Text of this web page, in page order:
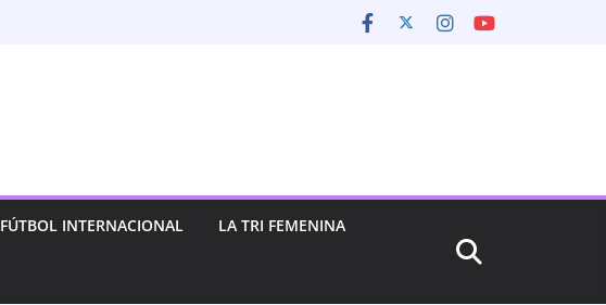
FÚTBOL INTERNACIONAL LA TRI FEMENINA